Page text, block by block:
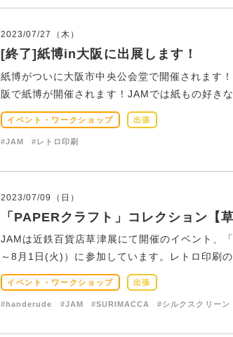
2023/07/27（木）
[終了]紙博in大阪に出展します！
紙博がついに大阪市中央公会堂で開催されます
阪で紙博が開催されます！JAMでは紙もの好き
イベント・ワークショップ 出張
#JAM #レトロ印刷
2023/07/09（日）
「PAPERクラフト」コレクション【
JAMは近鉄百貨店草津展にて開催のイベント、
～8月1日(火)）に参加しています。レトロ印刷
イベント・ワークショップ 出張
#handerude #JAM #SURIMACCA #シルクスクリーン